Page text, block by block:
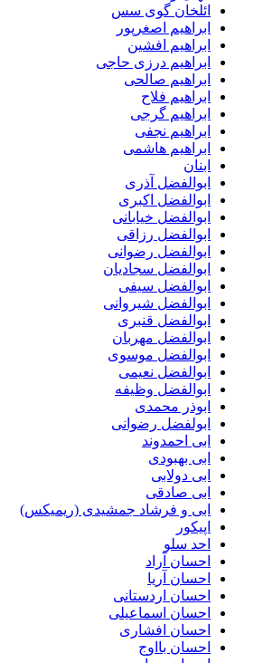
ائلخان گوی سس
ابراهیم اصغرپور
ابراهیم افشین
ابراهیم درزی حاجی
ابراهیم صالحی
ابراهیم فلاح
ابراهیم گرجی
ابراهیم نجفی
ابراهیم هاشمی
ابنان
ابوالفضل آذری
ابوالفضل اکبری
ابوالفضل خیابانی
ابوالفضل رزاقی
ابوالفضل رضوانی
ابوالفضل سجادیان
ابوالفضل سیفی
ابوالفضل شیروانی
ابوالفضل قنبری
ابوالفضل مهربان
ابوالفضل موسوی
ابوالفضل نعیمی
ابوالفضل وظیفه
ابوذر محمدی
ابولفضل رضوانی
ابی احمدوند
ابی بهبودی
ابی دولابی
ابی صادقی
ابی و فرشاد جمشیدی (ریمیکس)
اپیکور
احد سلو
احسان آراد
احسان آریا
احسان اردستانی
احسان اسماعیلی
احسان افشاری
احسان بااوج